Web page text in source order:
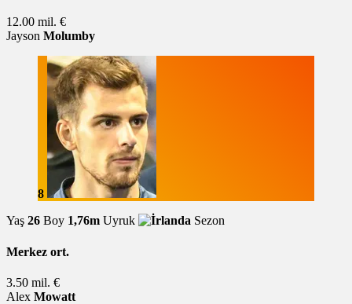
12.00 mil. €
Jayson Molumby
8
Yaş 26 Boy 1,76m Uyruk Sezon
Merkez ort.
3.50 mil. €
Alex Mowatt